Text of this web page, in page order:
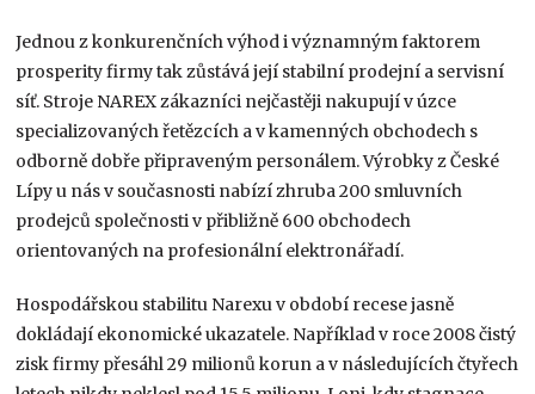
Jednou z konkurenčních výhod i významným faktorem
prosperity firmy tak zůstává její stabilní prodejní a servisní
síť. Stroje NAREX zákazníci nejčastěji nakupují v úzce
specializovaných řetězcích a v kamenných obchodech s
odborně dobře připraveným personálem. Výrobky z České
Lípy u nás v současnosti nabízí zhruba 200 smluvních
prodejců společnosti v přibližně 600 obchodech
orientovaných na profesionální elektronářadí.
Hospodářskou stabilitu Narexu v období recese jasně
dokládají ekonomické ukazatele. Například v roce 2008 čistý
zisk firmy přesáhl 29 milionů korun a v následujících čtyřech